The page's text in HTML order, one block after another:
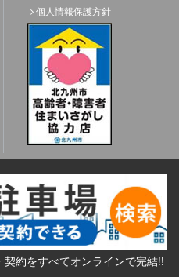
個人情報保護方針
約をすべてオンラインで完結!!